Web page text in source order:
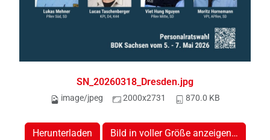
SN_20260318_Dresden.jpg
image/jpeg 2000x2731 870.0 KB
Herunterladen Bild in voller Größe anzeigen…